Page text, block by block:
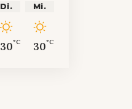
Di.
30°C
Mi.
30°C